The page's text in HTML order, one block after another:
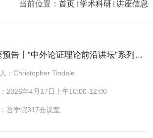
当前位置： 首页 学术科研 讲座信息
预告丨“中外论证理论前沿讲坛”系列讲
二十三讲
：Christopher Tindale
2026年4月17日上午10:00-12:00
哲学院317会议室